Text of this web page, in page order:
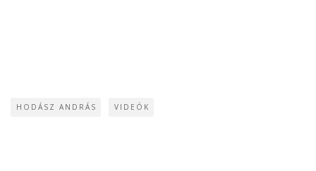
HODÁSZ ANDRÁS VIDEÓK